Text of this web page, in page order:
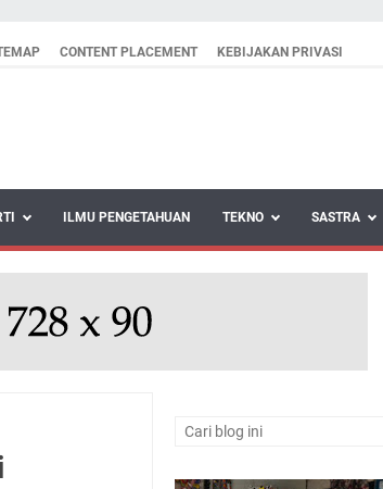
CONTENT PLACEMENT KEBIJAKAN PRIVASI
ILMU PENGETAHUAN TEKNO SASTRA